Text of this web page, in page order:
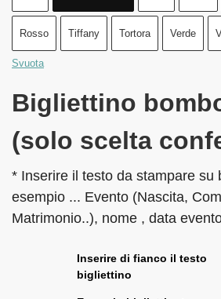
Rosso Tiffany Tortora Verde
Svuota
Bigliettino
(solo scelta
* Inserire il testo da stampare su
esempio ... Evento (Nascita,
Matrimonio..), nome , data
Inserire di fianco il testo
bigliettino